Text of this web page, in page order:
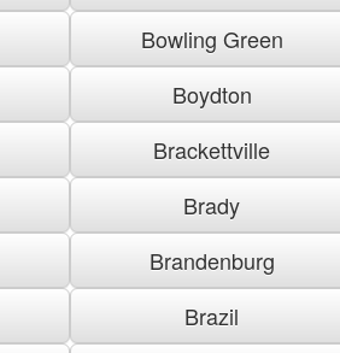
Bowling Green
Boydton
Brackettville
Brady
Brandenburg
Brazil